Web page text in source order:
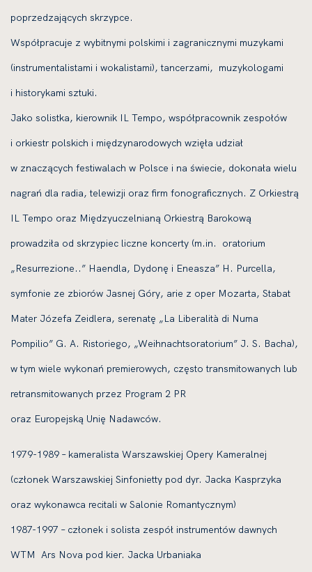
poprzedzających skrzypce.
Współpracuje z wybitnymi polskimi i zagranicznymi muzykami
(instrumentalistami i wokalistami), tancerzami, muzykologami
i historykami sztuki.
Jako solistka, kierownik IL Tempo, współpracownik zespołów
i orkiestr polskich i międzynarodowych wzięła udział
w znaczących festiwalach w Polsce i na świecie, dokonała wielu
nagrań dla radia, telewizji oraz firm fonograficznych. Z Orkiestrą
IL Tempo oraz Międzyuczelnianą Orkiestrą Barokową
prowadziła od skrzypiec liczne koncerty (m.in. oratorium
„Resurrezione..” Haendla, Dydonę i Eneasza” H. Purcella,
symfonie ze zbiorów Jasnej Góry, arie z oper Mozarta, Stabat
Mater Józefa Zeidlera, serenatę „La Liberalità di Numa
Pompilio” G. A. Ristoriego, „Weihnachtsoratorium” J. S. Bacha),
w tym wiele wykonań premierowych, często transmitowanych lub
retransmitowanych przez Program 2 PR
oraz Europejską Unię Nadawców.
1979-1989 – kameralista Warszawskiej Opery Kameralnej
(członek Warszawskiej Sinfonietty pod dyr. Jacka Kasprzyka
oraz wykonawca recitali w Salonie Romantycznym)
1987-1997 – członek i solista zespół instrumentów dawnych
WTM Ars Nova pod kier. Jacka Urbaniaka